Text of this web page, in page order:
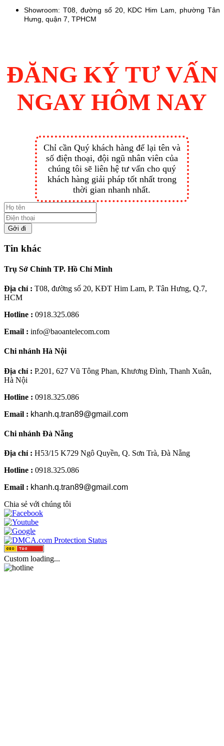
Showroom: T08, đường số 20, KDC Him Lam, phường Tân
Hưng, quận 7, TPHCM
ĐĂNG KÝ TƯ VẤN
NGAY HÔM NAY
Chỉ cần Quý khách hàng để lại tên và
số điện thoại, đội ngũ nhân viên của
chúng tôi sẽ liên hệ tư vấn cho quý
khách hàng giải pháp tốt nhất trong
thời gian nhanh nhất.
Gởi đi
Tin khác
Trụ Sở Chính TP. Hồ Chí Minh
Địa chỉ : T08, đường số 20, KĐT Him Lam, P. Tân Hưng, Q.7,
HCM
Hotline : 0918.325.086
Email : info@baoantelecom.com
Chi nhánh Hà Nội
Địa chỉ : P.201, 627 Vũ Tông Phan, Khương Đình, Thanh Xuân,
Hà Nội
Hotline : 0918.325.086
Email : khanh.q.tran89@gmail.com
Chi nhánh Đà Nẵng
Địa chỉ : H53/15 K729 Ngô Quyền, Q. Sơn Trà, Đà Nẵng
Hotline : 0918.325.086
Email : khanh.q.tran89@gmail.com
Chia sẻ với chúng tôi
Custom loading...